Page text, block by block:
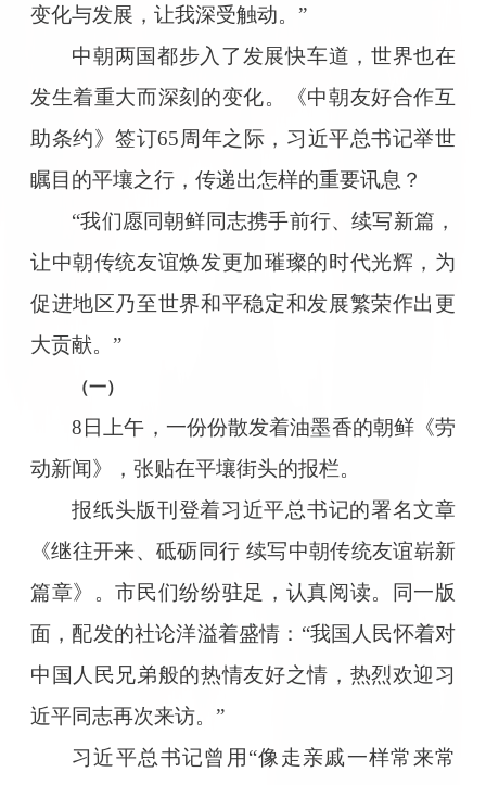
变化与发展，让我深受触动。”
中朝两国都步入了发展快车道，世界也在
发生着重大而深刻的变化。《中朝友好合作互
助条约》签订65周年之际，习近平总书记举世
瞩目的平壤之行，传递出怎样的重要讯息？
“我们愿同朝鲜同志携手前行、续写新篇，
让中朝传统友谊焕发更加璀璨的时代光辉，为
促进地区乃至世界和平稳定和发展繁荣作出更
大贡献。”
（一）
8日上午，一份份散发着油墨香的朝鲜《劳
动新闻》，张贴在平壤街头的报栏。
报纸头版刊登着习近平总书记的署名文章
《继往开来、砥砺同行 续写中朝传统友谊崭新
篇章》。市民们纷纷驻足，认真阅读。同一版
面，配发的社论洋溢着盛情：“我国人民怀着对
中国人民兄弟般的热情友好之情，热烈欢迎习
近平同志再次来访。”
习近平总书记曾用“像走亲戚一样常来常